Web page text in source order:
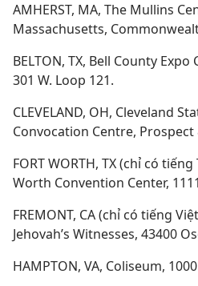
AMHERST, MA, The Mullins
Massachusetts,
BELTON, TX, Bell County Expo
301 W. Loop 121.
CLEVELAND, OH, Cleveland
Convocation Centre, Prospect
FORT WORTH, TX (chỉ có
Worth Convention Center,
FREMONT, CA (chỉ có tiếng
Jehovah’s Witnesses, 43400
HAMPTON, VA, Coliseum,